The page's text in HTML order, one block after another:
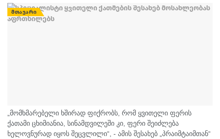
ᲛᲗᲐᲕᲐᲠᲘ
„მომხმარებელი ხშირად ფიქრობს, რომ ყვითელი ფერის
ქათამი ცხიმიანია, სინამდვილეში კი, ფერი შეიძლება
ხელოვნურად იყოს შეცვლილი“, - ამის შესახებ „პრაიმტაიმთან“